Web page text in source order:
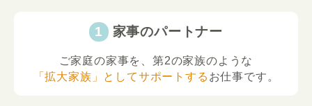
家事のパートナー
ご家庭の家事を、第2の家族のような
「拡大家族」としてサポートする お仕事です。